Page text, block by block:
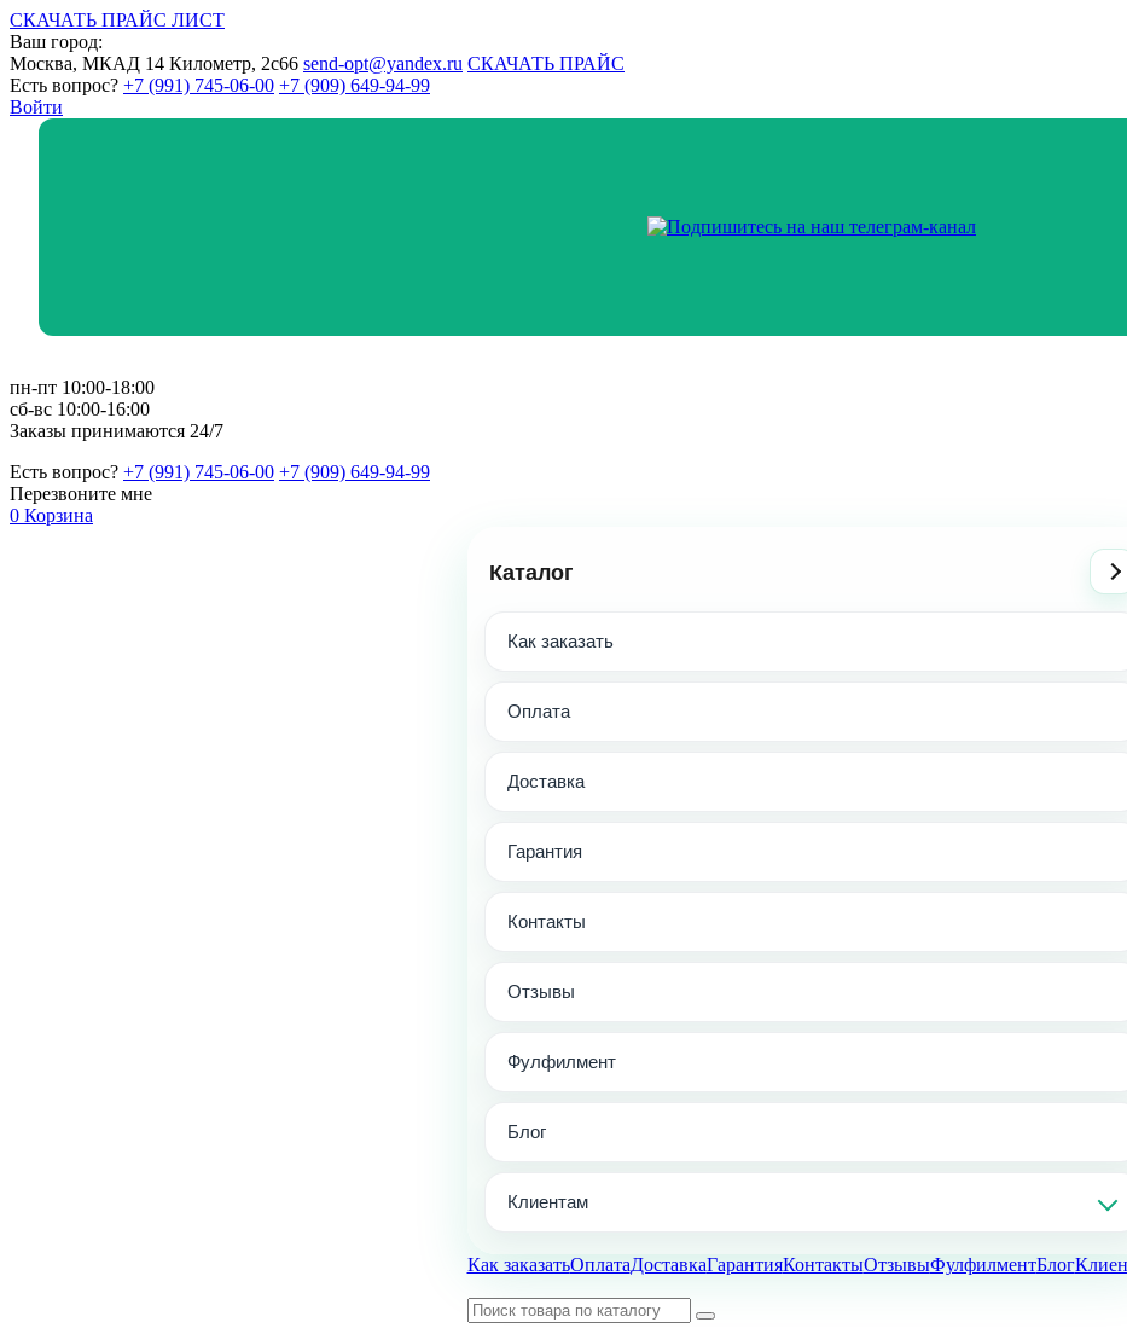
СКАЧАТЬ ПРАЙС ЛИСТ
Ваш город:
Москва, МКАД 14 Километр, 2с66 send-opt@yandex.ru СКАЧАТЬ ПРАЙС
Есть вопрос? +7 (991) 745-06-00 +7 (909) 649-94-99
Войти
пн-пт 10:00-18:00
сб-вс 10:00-16:00
Заказы принимаются 24/7
Есть вопрос? +7 (991) 745-06-00 +7 (909) 649-94-99
Перезвоните мне
0 Корзина
Каталог
Как заказать
Оплата
Доставка
Гарантия
Контакты
Отзывы
Фулфилмент
Блог
Клиентам
Как заказатьОплатаДоставкаГарантияКонтактыОтзывыФулфилментБлог